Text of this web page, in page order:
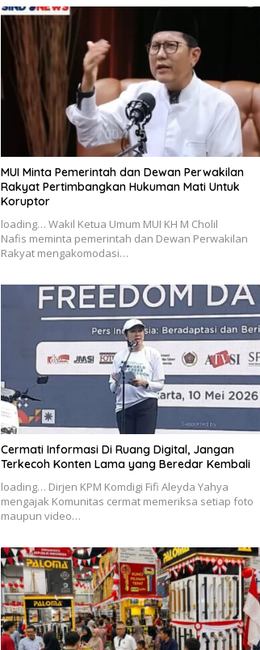
MUI Minta Pemerintah dan Dewan Perwakilan
Rakyat Pertimbangkan Hukuman Mati Untuk
Koruptor
loading… Wakil Ketua Umum MUI KH M Cholil
Nafis meminta pemerintah dan Dewan Perwakilan
Rakyat mengakomodasi…
Cermati Informasi Di Ruang Digital, Jangan
Terkecoh Konten Lama yang Beredar Kembali
loading… Dirjen KPM Komdigi Fifi Aleyda Yahya
mengajak Komunitas cermat memeriksa setiap foto
maupun video…